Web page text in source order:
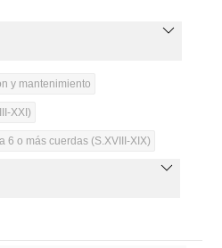
y mantenimiento
XXI)
6 o más cuerdas (S.XVIII-XIX)